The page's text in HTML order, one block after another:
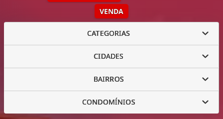
VENDA
CATEGORIAS
CIDADES
BAIRROS
CONDOMÍNIOS